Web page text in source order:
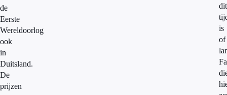
de
Eerste
Wereldoorlog
ook
in
Duitsland.
De
prijzen
dit
is
of